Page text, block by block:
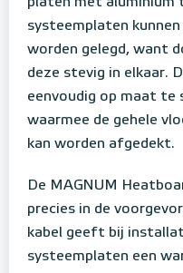
systeemplaten
worden gelegd, want
deze stevig in elkaar.
eenvoudig op maat te
waarmee de gehele
kan worden afgedekt.
De MAGNUM
precies in de
kabel geeft bij
systeemplaten een